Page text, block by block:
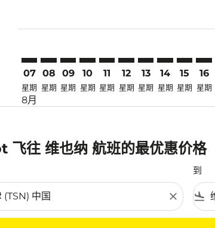
07
星期
8月
08
星期
09
星期
10
星期
11
星期
12
星期
13
星期
14
星期
15
星期
16
星期
飞往 维也纳 航班的最优惠价格
close
到
flight_land